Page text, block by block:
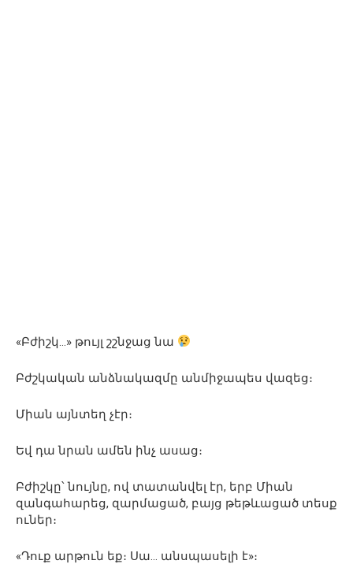
«Բժիշկ…» թույլ շշնջաց նա
Բժշկական անձնակազմը անմիջապես վազեց։
Միան այնտեղ չէր։
Եվ դա նրան ամեն ինչ ասաց։
Բժիշկը՝ նույնը, ով տատանվել էր, երբ Միան
զանգահարեց, զարմացած, բայց թեթևացած տեսք
ուներ։
«Դուք արթուն եք։ Սա… անսպասելի է»։